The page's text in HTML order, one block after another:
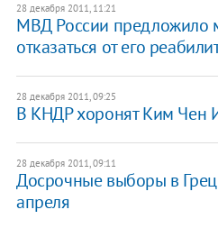
28 декабря 2011, 11:21
МВД России предложило
отказаться от его
28 декабря 2011, 09:25
В КНДР хоронят Ким Чен
28 декабря 2011, 09:11
Досрочные выборы в
апреля